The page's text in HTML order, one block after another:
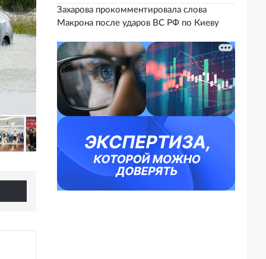
Захарова прокомментировала слова
Макрона после ударов ВС РФ по Киеву